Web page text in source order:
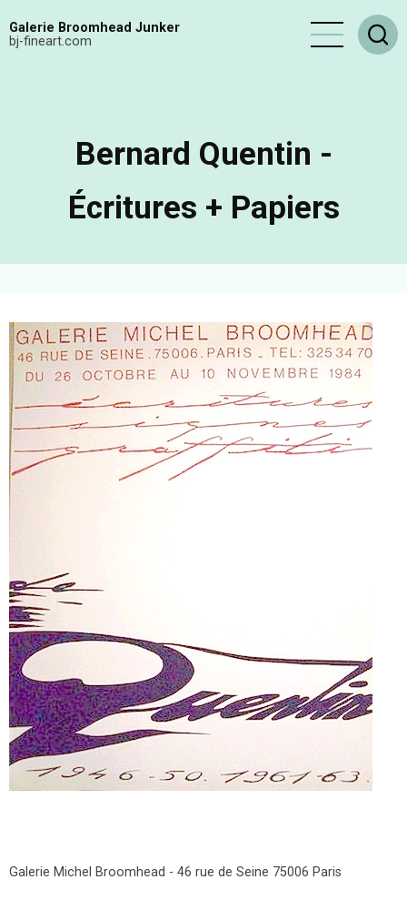
auGalerie Broomhead Junker
bj-fineart.com
Bernard Quentin -
Écritures + Papiers
Galerie Michel Broomhead - 46 rue de Seine 75006 Paris